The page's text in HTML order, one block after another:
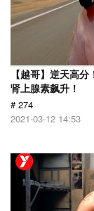
【越哥】逆天高
肾上腺素飙升！
# 274
2021-03-12 14:53